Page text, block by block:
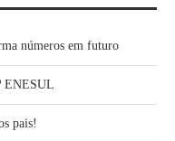
números em futuro
ENESUL
pais!